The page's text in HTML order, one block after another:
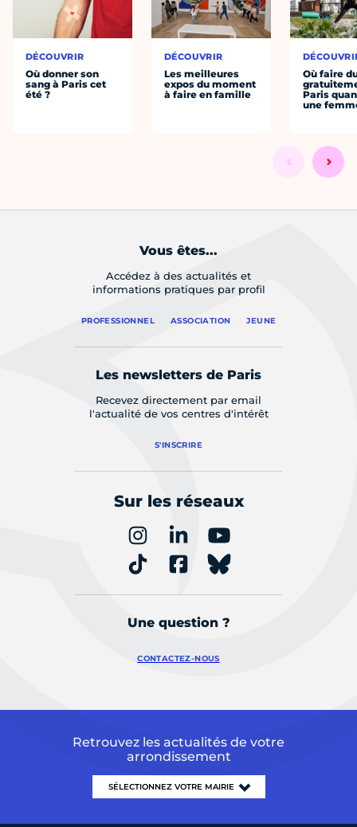
DÉCOUVRIR
Où donner son
sang à Paris cet
été ?
DÉCOUVRIR
Les meilleures
expos du moment
à faire en famille
Où faire
Paris
une
Vous êtes...
Accédez à des actualités et
informations pratiques par profil
PROFESSIONNEL ASSOCIATION JEUNE
Les newsletters de Paris
Recevez directement par email
l'actualité de vos centres d'intérêt
S'INSCRIRE
Sur les réseaux
Une question ?
CONTACTEZ-NOUS
Retrouvez les actualités de votre
arrondissement